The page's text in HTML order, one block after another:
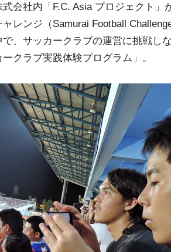
会社内「F.C. Asia プロジェクト」
レンジ（Samurai Football
、サッカークラブの運営に挑戦し
クラブ実践体験プログラム」。